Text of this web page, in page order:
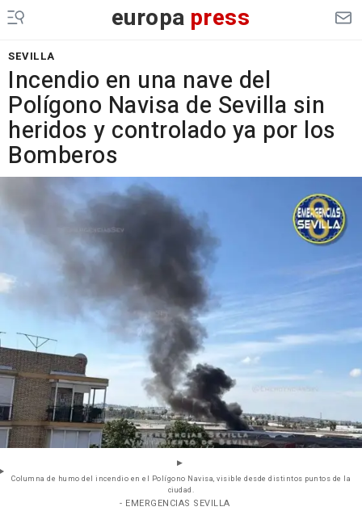
europa press
SEVILLA
Incendio en una nave del
Polígono Navisa de Sevilla sin
heridos y controlado ya por los
Bomberos
Columna de humo del incendio en el Polígono Navisa, visible desde distintos puntos de la
ciudad.
- EMERGENCIAS SEVILLA